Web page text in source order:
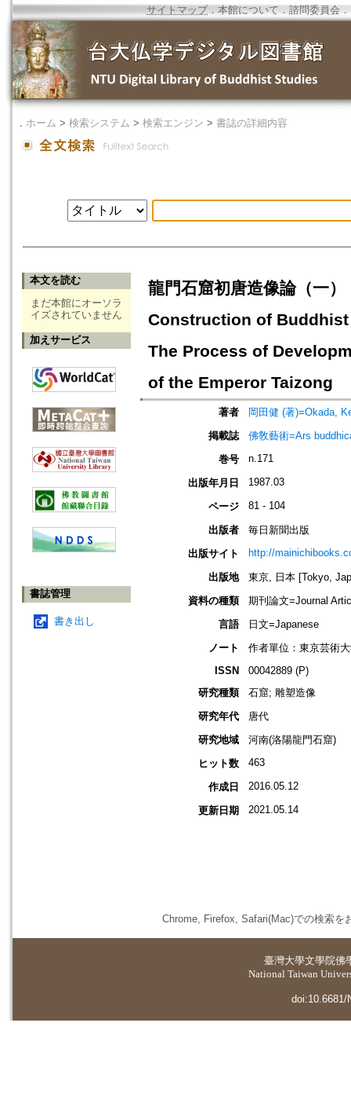
サイトマップ．本館について ． 諮問委員会 ．
． ホーム > 検索システム > 検索エンジン > 書誌の詳細内容
本文を読む
まだ本館にオーソラ
イズされていません
加えサービス
書誌管理
書き出し
龍門石窟初唐造像論（一
Construction of
The Process of
of the Emperor Taizong
著者
岡田健 (著)=Okada,
掲載誌
佛敎藝術=Ars
巻号
n.171
出版年月日 1987.03
ページ 81 - 104
出版者
毎日新聞出版
出版サイト
http://
出版地
東京, 日本 [Tokyo,
資料の種類
期刊論文=Journal
言語
日文=Japanese
ノート
作者單位：東京芸術
ISSN
00042889 (P)
研究種類
石窟; 雕塑造像
研究年代
唐代
研究地域
河南(洛陽龍門石窟)
ヒット数
463
作成日 2016.05.12
更新日期 2021.05.14
Chrome, Firefox, Safari(Mac)での検索を
臺灣大學文學院佛
National Taiwan
doi:10.6681/